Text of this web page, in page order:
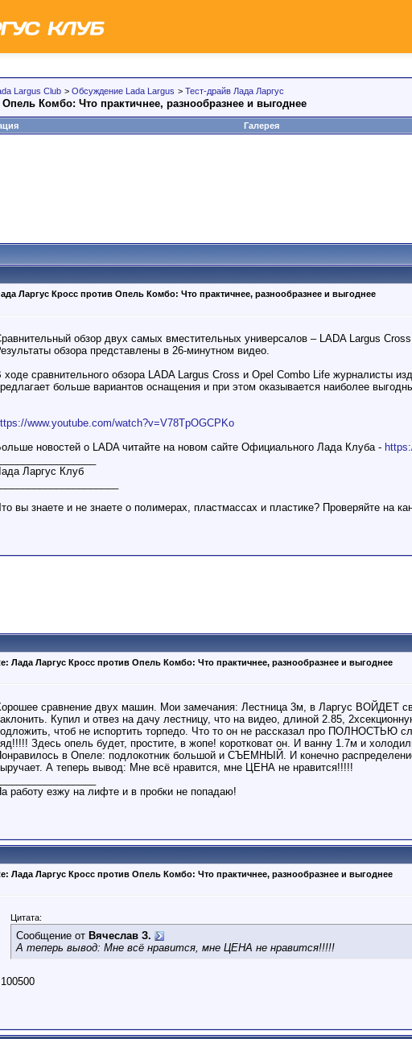
Largus Club > Обсуждение Lada Largus > Тест-драйв Лада Ларгус
Комбо: Что практичнее, разнообразнее и выгоднее
Галерея
Ларгус Кросс против Опель Комбо: Что практичнее, разнообразнее и выгоднее
обзор двух самых вместительных универсалов – LADA Largus
обзора представлены в 26-минутном видео.
ходе сравнительного обзора LADA Largus Cross и Opel Combo Life журналисты
больше вариантов оснащения и при этом оказывается наиболее
www.youtube.com/watch?v=V78TpOGCPKo
новостей о LADA читайте на новом сайте Официального Лада Клуба -
Ларгус Клуб
вы знаете и не знаете о полимерах, пластмассах и пластике? Проверяйте на
Лада Ларгус Кросс против Опель Комбо: Что практичнее, разнообразнее и выгоднее
сравнение двух машин. Мои замечания: Лестница 3м, в Ларгус ВОЙДЕТ
Купил и отвез на дачу лестницу, что на видео, длиной 2.85,
чтоб не испортить торпедо. Что то он не рассказал про ПОЛНОСТЬЮ
Здесь опель будет, простите, в жопе! коротковат он. И ванну 1.7м и
в Опеле: подлокотник большой и СЪЕМНЫЙ. И конечно
А теперь вывод: Мне всё нравится, мне ЦЕНА не нравится!!!!!
работу езжу на лифте и в пробки не попадаю!
Лада Ларгус Кросс против Опель Комбо: Что практичнее, разнообразнее и выгоднее
Цитата:
Сообщение от Вячеслав З.
А теперь вывод: Мне всё нравится, мне ЦЕНА не нравится!!!!!